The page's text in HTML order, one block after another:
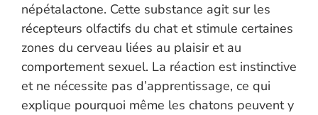
népétalactone. Cette substance agit sur les
récepteurs olfactifs du chat et stimule certaines
zones du cerveau liées au plaisir et au
comportement sexuel. La réaction est instinctive
et ne nécessite pas d’apprentissage, ce qui
explique pourquoi même les chatons peuvent y